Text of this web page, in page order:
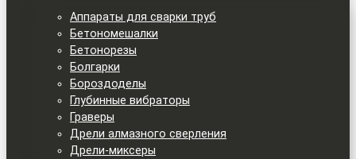
Аппараты для сварки труб
Бетономешалки
Бетонорезы
Болгарки
Бороздоделы
Глубинные вибраторы
Граверы
Дрели алмазного сверления
Дрели-миксеры